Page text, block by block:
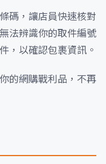
碼，讓店員快速核對
法辨識你的取件編號
，以確認包裹資訊。
的網購戰利品，不再